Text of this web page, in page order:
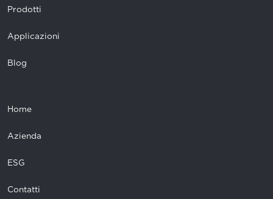
Prodotti
Applicazioni
Blog
Home
Azienda
ESG
Contatti